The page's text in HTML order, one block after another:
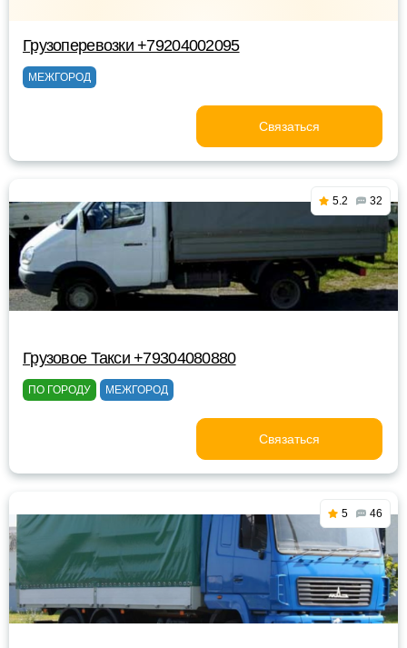
Грузоперевозки +79204002095
МЕЖГОРОД
Связаться
5.2 32
Грузовое Такси +79304080880
ПО ГОРОДУ МЕЖГОРОД
Связаться
5 46